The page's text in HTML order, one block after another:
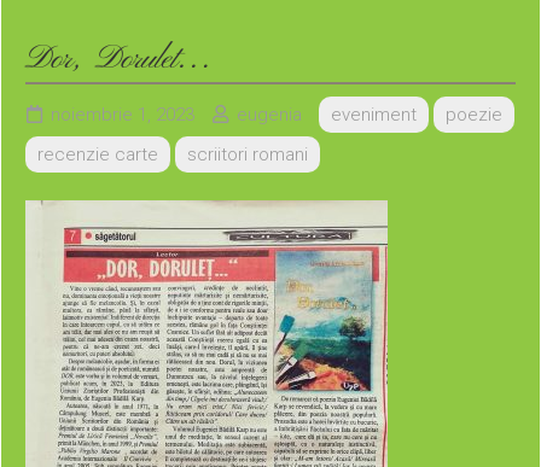
Dor, Dorulet…
noiembrie 1, 2023 eugenia eveniment
poezie
recenzie carte
scriitori romani